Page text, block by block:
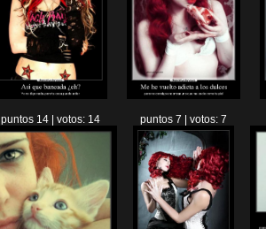
puntos 14 | votos: 14 puntos 7 | votos: 7